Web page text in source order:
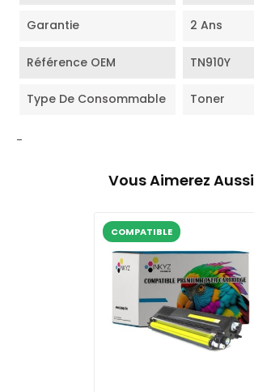
Garantie 2 Ans
Référence OEM TN910Y
Type De Consommable Toner
-
Vous Aimerez Aussi
COMPATIBLE